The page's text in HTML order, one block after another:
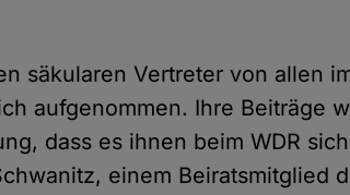
säkularen Vertreter von allen
aufgenommen. Ihre Beiträge
dass es ihnen beim WDR
einem Beiratsmitglied